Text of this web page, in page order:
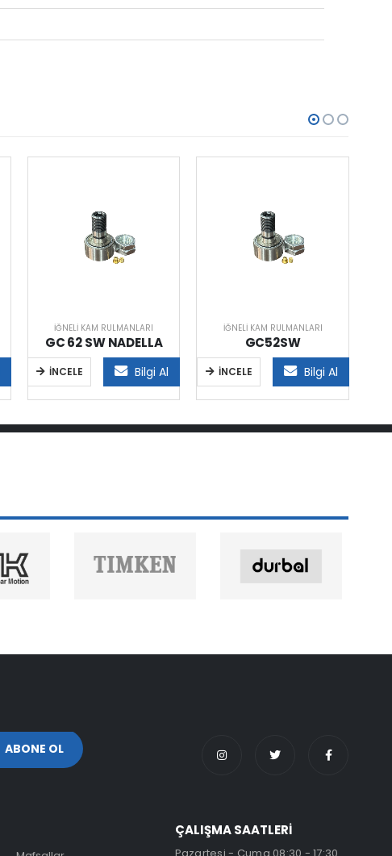
İĞNELI KAM RULMANLARI
GC 62 SW NADELLA
İNCELE Bilgi Al
İĞNELI KAM RULMANLARI
GC52SW
İNCELE Bilgi Al
ÇALIŞMA SAATLERİ